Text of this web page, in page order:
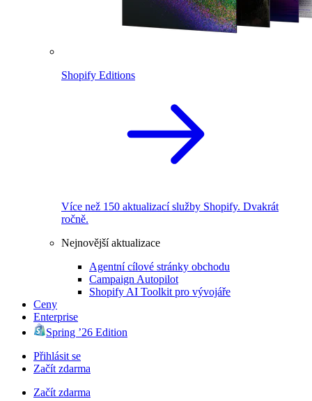
Shopify Editions
Více než 150 aktualizací služby Shopify. Dvakrát
ročně.
Nejnovější aktualizace
Agentní cílové stránky obchodu
Campaign Autopilot
Shopify AI Toolkit pro vývojáře
Ceny
Enterprise
Spring ’26 Edition
Přihlásit se
Začít zdarma
Začít zdarma